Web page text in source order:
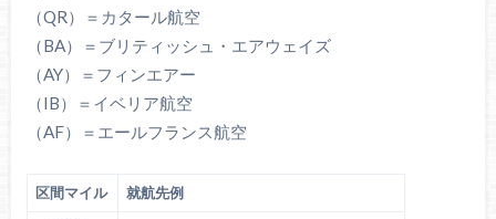
（QR）＝カタール航空
（BA）＝ブリティッシュ・エアウェイズ
（AY）＝フィンエアー
（IB）＝イベリア航空
（AF）＝エールフランス航空
区間マイル 就航先例